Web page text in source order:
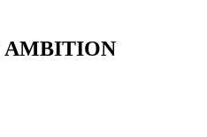
AMBITION